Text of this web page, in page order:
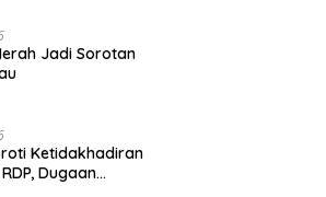
Jadi Sorotan
Ketidakhadiran
Dugaan